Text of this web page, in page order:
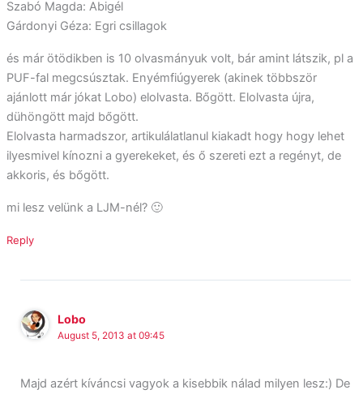
Szabó Magda: Abigél
Gárdonyi Géza: Egri csillagok
és már ötödikben is 10 olvasmányuk volt, bár amint látszik, pl a
PUF-fal megcsúsztak. Enyémfiúgyerek (akinek többször
ajánlott már jókat Lobo) elolvasta. Bőgött. Elolvasta újra,
dühöngött majd bőgött.
Elolvasta harmadszor, artikulálatlanul kiakadt hogy hogy lehet
ilyesmivel kínozni a gyerekeket, és ő szereti ezt a regényt, de
akkoris, és bőgött.
mi lesz velünk a LJM-nél? 🙂
Reply
Lobo
August 5, 2013 at 09:45
Majd azért kíváncsi vagyok a kisebbik nálad milyen lesz:) De